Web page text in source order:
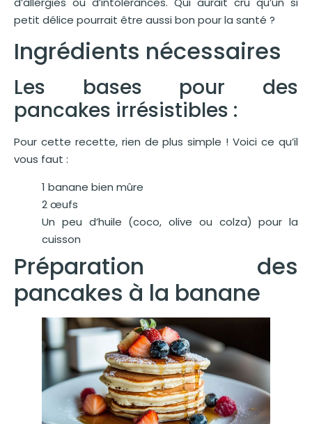
petit délice pourrait être aussi bon pour la santé ?
Ingrédients nécessaires
Les bases pour des
pancakes irrésistibles :
Pour cette recette, rien de plus simple ! Voici ce qu’il
vous faut :
1 banane bien mûre
2 œufs
Un peu d’huile (coco, olive ou colza) pour la
cuisson
Préparation des
pancakes à la banane